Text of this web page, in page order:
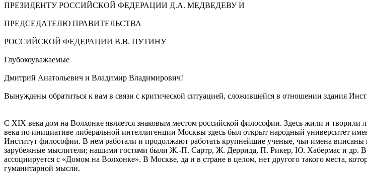
ПРЕЗИДЕНТУ РОССИЙСКОЙ ФЕДЕРАЦИИ Д.А. МЕДВЕДЕВУ И
ПРЕДСЕДАТЕЛЮ ПРАВИТЕЛЬСТВА
РОССИЙСКОЙ ФЕДЕРАЦИИ В.В. ПУТИНУ
Глубокоуважаемые
Дмитрий Анатольевич и Владимир Владимирович!
Вынуждены обратиться к вам в связи с критической ситуацией, сложившейся в отношении здания
С XIX века дом на Волхонке является знаковым местом российской философии. Здесь жили и
века по инициативе либеральной интеллигенции Москвы здесь был открыт народный университет
Институт философии. В нем работали и продолжают работать крупнейшие ученые, чьи имена
зарубежные мыслители; нашими гостями были Ж.-П. Сартр, Ж. Деррида, П. Рикер, Ю. Хабермас и др. В
ассоциируется с «Домом на Волхонке». В Москве, да и в стране в целом, нет другого такого места,
гуманитарной мысли.